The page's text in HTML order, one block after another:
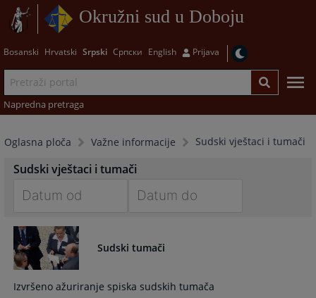
Okružni sud u Doboju
Bosanski Hrvatski Srpski Српски English Prijava
Napredna pretraga
Oglasna ploča Važne informacije Sudski vještaci i tumači
Sudski vještaci i tumači
forward
to
interact
with
to
with
Sudski tumači
Izvršeno ažuriranje spiska sudskih tumača